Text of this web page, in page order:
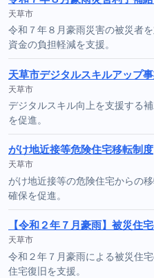
天草市
令和７年８月豪雨災害の被災者
資金の負担軽減を支援。
天草市デジタルスキルアップ
天草市
デジタルスキル向上を支援する
を促進。
がけ地近接等危険住宅移転制度
天草市
がけ地近接等の危険住宅からの
確保を促進。
【令和２年７月豪雨】被災住
天草市
令和２年７月豪雨による被災住
住宅復旧を支援。